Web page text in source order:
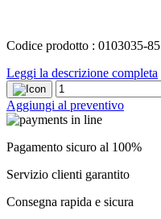
Codice prodotto : 0103035-85
Leggi la descrizione completa
Materasso
gonfiabile
DOMUS
4
quantity
Aggiungi al preventivo
Pagamento sicuro al 100%
Servizio clienti garantito
Consegna rapida e sicura